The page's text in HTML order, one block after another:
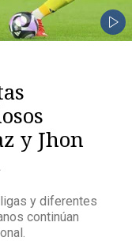
y Jhon
y diferentes
continúan